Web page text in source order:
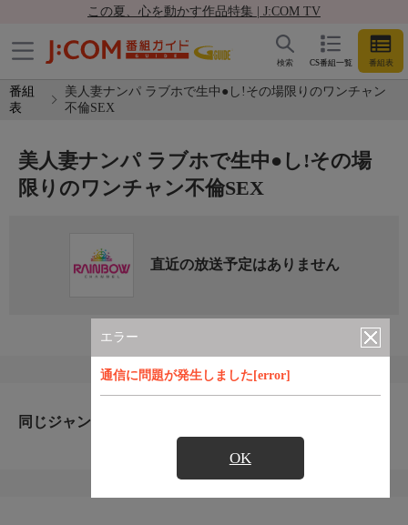
この夏、心を動かす作品特集 | J:COM TV
CS番組一覧 番組表
検索
番組
表
美人妻ナンパ ラブホで生中●し!その場限りのワンチャン
不倫SEX
エラー
通信に問題が発生しました[error]
OK
美人妻ナンパ ラブホで生中●し!その場
限りのワンチャン不倫SEX
直近の放送予定はありません
同じジャンルのおすすめ番組